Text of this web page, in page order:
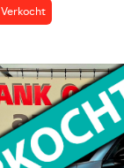
Verkocht